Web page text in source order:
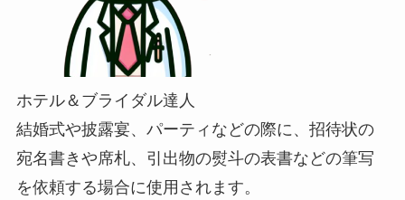
ホテル＆ブライダル達人
結婚式や披露宴、パーティなどの際に、招待状の
宛名書きや席札、引出物の熨斗の表書などの筆写
を依頼する場合に使用されます。